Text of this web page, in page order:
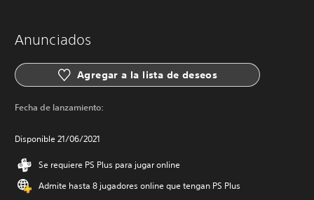
Anunciados
Agregar a la lista de deseos
Fecha de lanzamiento:
Disponible 21/06/2021
Se requiere PS Plus para jugar online
Admite hasta 8 jugadores online que tengan PS Plus